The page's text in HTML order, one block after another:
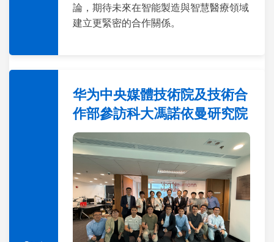
論，期待未來在智能製造與智慧醫療領域
建立更緊密的合作關係。
华为中央媒體技術院及技術合
作部參訪科大馮諾依曼研究院